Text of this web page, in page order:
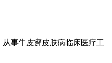
从事牛皮癣皮肤病临床医疗工